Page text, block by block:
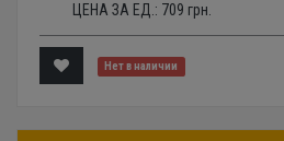
ЦЕНА ЗА ЕД.: 709 грн.
Нет в наличии